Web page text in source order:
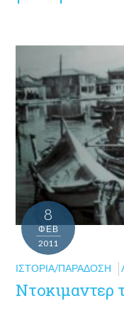
8
ΦΕΒ
2011
ΙΣΤΟΡΊΑ/ΠΑΡΆΔΟΣΗ
Ντοκιμαντερ